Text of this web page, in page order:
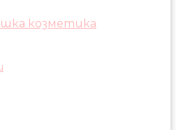
козметика